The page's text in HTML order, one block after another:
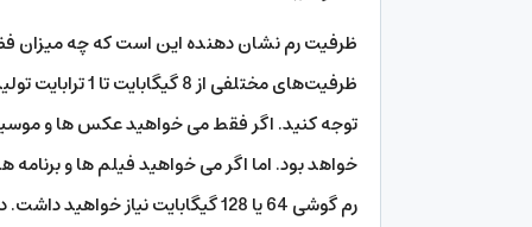
ظرفیت رم نشان دهنده این است که چه میزان
ظرفیت‌های
توجه کنید. اگر فقط می خواهید عکس ها و
خواهد بود. اما اگر می خواهید فیلم ها و برنامه
رم گوشی 64 یا 128 گیگابایت نیاز